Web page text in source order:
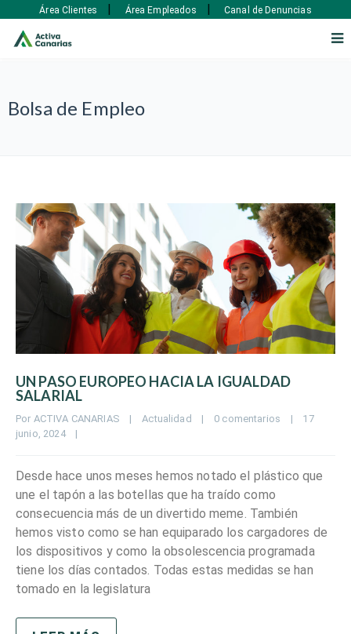
Bolsa de Empleo
UN PASO EUROPEO HACIA LA IGUALDAD
SALARIAL
Por ACTIVA CANARIAS | Actualidad | 0 comentarios |
17
junio, 2024 |
Desde hace unos meses hemos notado el plástico que
une el tapón a las botellas que ha traído como
consecuencia más de un divertido meme. También
hemos visto como se han equiparado los cargadores de
los dispositivos y como la obsolescencia programada
tiene los días contados. Todas estas medidas se han
tomado en la legislatura
Área Clientes | Área Empleados | Canal de Denuncias